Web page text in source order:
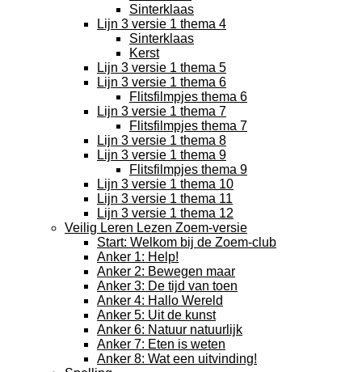
Sinterklaas
Lijn 3 versie 1 thema 4
Sinterklaas
Kerst
Lijn 3 versie 1 thema 5
Lijn 3 versie 1 thema 6
Flitsfilmpjes thema 6
Lijn 3 versie 1 thema 7
Flitsfilmpjes thema 7
Lijn 3 versie 1 thema 8
Lijn 3 versie 1 thema 9
Flitsfilmpjes thema 9
Lijn 3 versie 1 thema 10
Lijn 3 versie 1 thema 11
Lijn 3 versie 1 thema 12
Veilig Leren Lezen Zoem-versie
Start: Welkom bij de Zoem-club
Anker 1: Help!
Anker 2: Bewegen maar
Anker 3: De tijd van toen
Anker 4: Hallo Wereld
Anker 5: Uit de kunst
Anker 6: Natuur natuurlijk
Anker 7: Eten is weten
Anker 8: Wat een uitvinding!